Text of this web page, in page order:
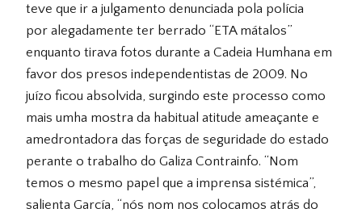
teve que ir a julgamento denunciada pola polícia
por alegadamente ter berrado “ETAmátalos”
enquanto tirava fotos durante a Cadeia Humhana em
favor dos presos independentistas de 2009. No
juízo ficou absolvida, surgindo este processo como
mais umha mostra da habitual atitude ameaçante e
amedrontadora das forças de seguridade do estado
perante o trabalho do Galiza Contrainfo. “Nom
temos o mesmo papel que a imprensa sistémica”,
salienta García, “nós nom nos colocamos atrás do